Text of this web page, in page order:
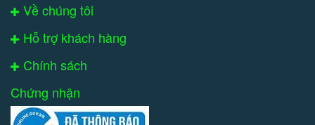
Về chúng tôi
Hỗ trợ khách hàng
Chính sách
Chứng nhận